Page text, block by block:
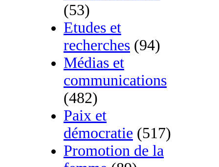
(53)
Etudes et
recherches (94)
Médias et
communications
(482)
Paix et
démocratie (517)
Promotion de la